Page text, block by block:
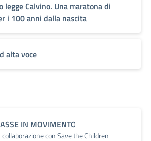
legge Calvino. Una maratona di
i 100 anni dalla nascita
alta voce
IN MOVIMENTO
con Save the Children